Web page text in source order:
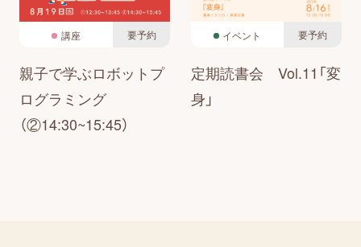
講座 要予約
親子で学ぶロボットプ
ログラミング
（②14:30~15:45）
イベント 要予約
定期読書会 Vol.11「変
身」